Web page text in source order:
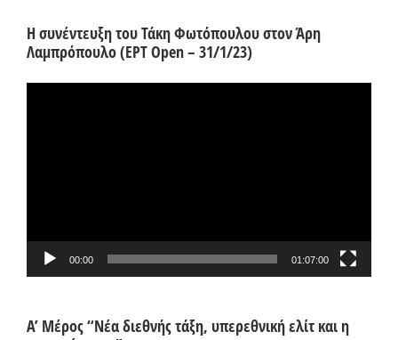
Η συνέντευξη του Τάκη Φωτόπουλου στον Άρη
Λαμπρόπουλο (ΕΡΤ Open – 31/1/23)
00:00 01:07:00
Α’ Μέρος “Νέα διεθνής τάξη, υπερεθνική ελίτ και η